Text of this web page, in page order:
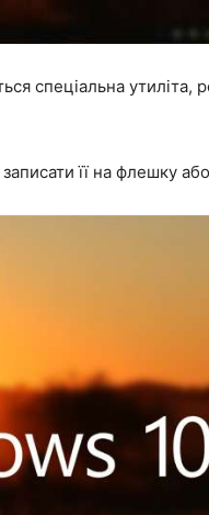
спеціальна утиліта,
її на флешку